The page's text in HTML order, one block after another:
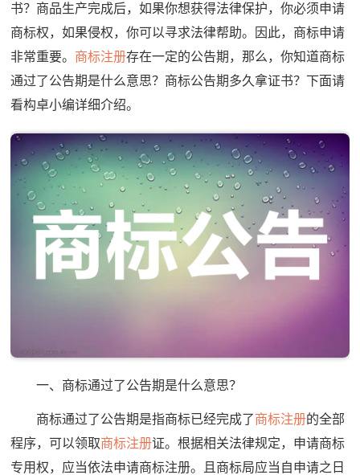
书？商品生产完成后，如果你想获得法律保护，你必须申请
商标权，如果侵权，你可以寻求法律帮助。因此，商标申请
非常重要。 商标注册存在一定的公告期，那么，你知道商标
通过了公告期是什么意思？商标公告期多久拿证书？下面请
看构卓小编详细介绍。
一、商标通过了公告期是什么意思？
商标通过了公告期是指商标已经完成了商标注册的全部
程序，可以领取商标注册证。根据相关法律规定，申请商标
专用权，应当依法申请商标注册。且商标局应当自申请之日